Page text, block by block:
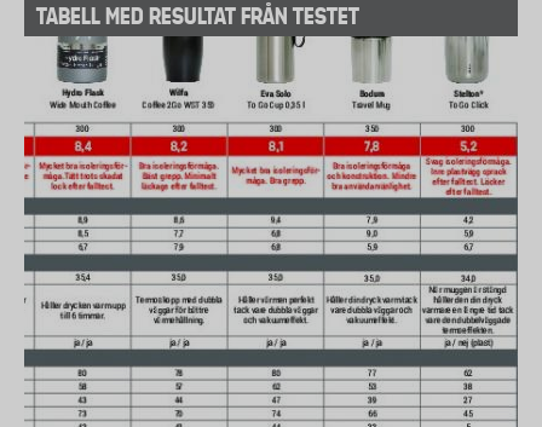
TABELL MED RESULTAT FRÅN TESTET